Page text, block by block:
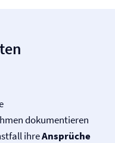
dokumentieren
ihreAnsprüche